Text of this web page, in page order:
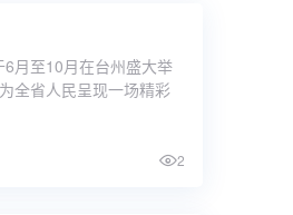
月至10月在台州盛大举
全省人民呈现一场精彩
2